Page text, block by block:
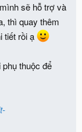
sẽ hỗ trợ và
thì quay thêm
tiết rồi ạ
thuộc để